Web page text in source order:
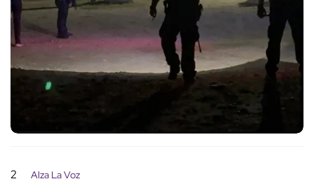
2 Alza La Voz